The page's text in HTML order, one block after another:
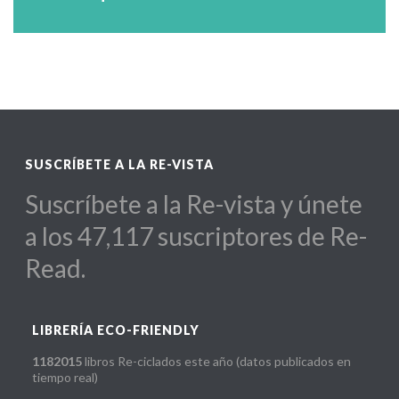
Para escuelas, diseñadores, hoteles,
SUSCRÍBETE A LA RE-VISTA
Suscríbete a la Re-vista y únete
a los 47,117 suscriptores de Re-
Read.
LIBRERÍA ECO-FRIENDLY
1182015libros Re-ciclados este año (datos publicados en
tiempo real)